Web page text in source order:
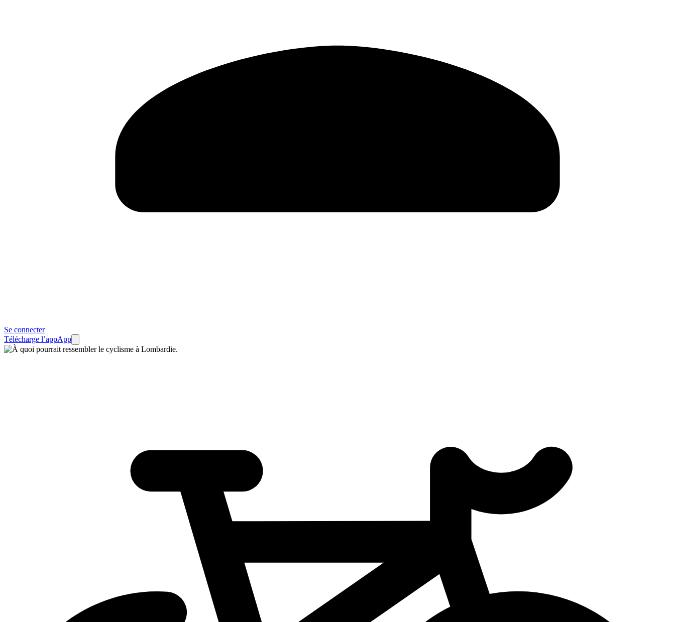
Se connecter
Télécharge l’appApp